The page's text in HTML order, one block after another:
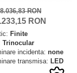
8.036,83 RON
RON
Finite
Trinocular
incidenta: none
transmisa: LED